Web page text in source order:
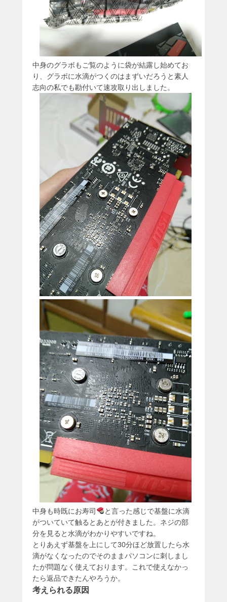
中身のグラボもご覧のように袋が結露し始めてお
り、グラボに水滴がつくのはまずいだろうと素人
志向の私でも勘付いて速攻取り出しました。
中身も時既にお寿司
と言った感じで基盤に水滴
がついていて触るとあとが付きました。ネジの部
分を見ると水滴がわかりやすいですね。
とりあえず基盤を上にして30分ほど放置したら水
滴がなくなったのでそのままパソコンに刺しまし
たが問題なく使えております。これで使えなかっ
たら返品できたんやろうか。
考えられる原因